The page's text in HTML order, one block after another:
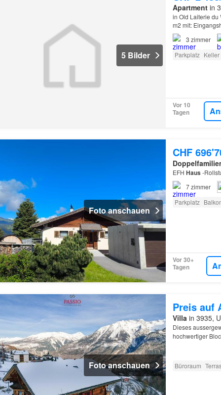
5 Bilder
Apartmentin
in Old Laiterie du
m2 mit:
Schlafzimmer mit
3 zimmer
Parkplatz Keller
Vor 10
Tagen
Foto anschauen
CHF
EFH Haus -
7zimmer
Parkplatz
Vor 30+
Tagen
Foto anschauen
Preis auf
Villa in 3935,
Dieses
hochwertiger
Büroraum